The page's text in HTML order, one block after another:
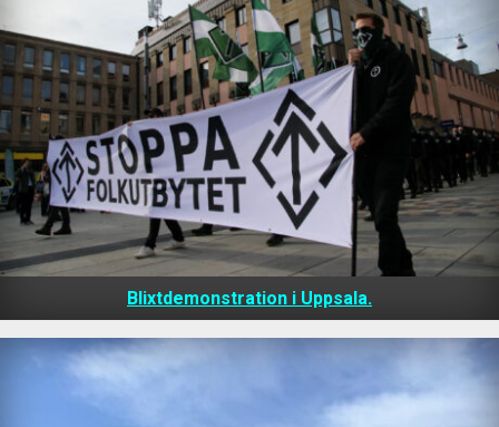
Blixtdemonstration i Uppsala.